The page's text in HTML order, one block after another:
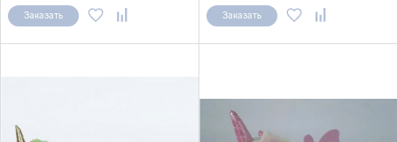
Заказать Заказать